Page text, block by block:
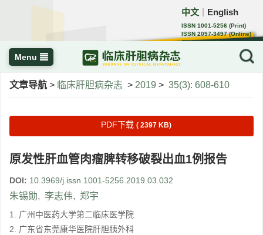
中文 English
ISSN 1001-5256 (Print)
ISSN 2097-3497 (Online)
CN 22-1108/R
Menu
文章导航 > 临床肝胆病杂志 > 2019 > 35(3): 608-610
PDF下载 ( 2397 KB)
原发性肝血管肉瘤脾转移破裂出血1例报告
DOI: 10.3969/j.issn.1001-5256.2019.03.032
朱锡勋, 李志伟, 郑宇
1. 广州中医药大学第二临床医学院
2. 广东省东莞康华医院肝胆胰外科